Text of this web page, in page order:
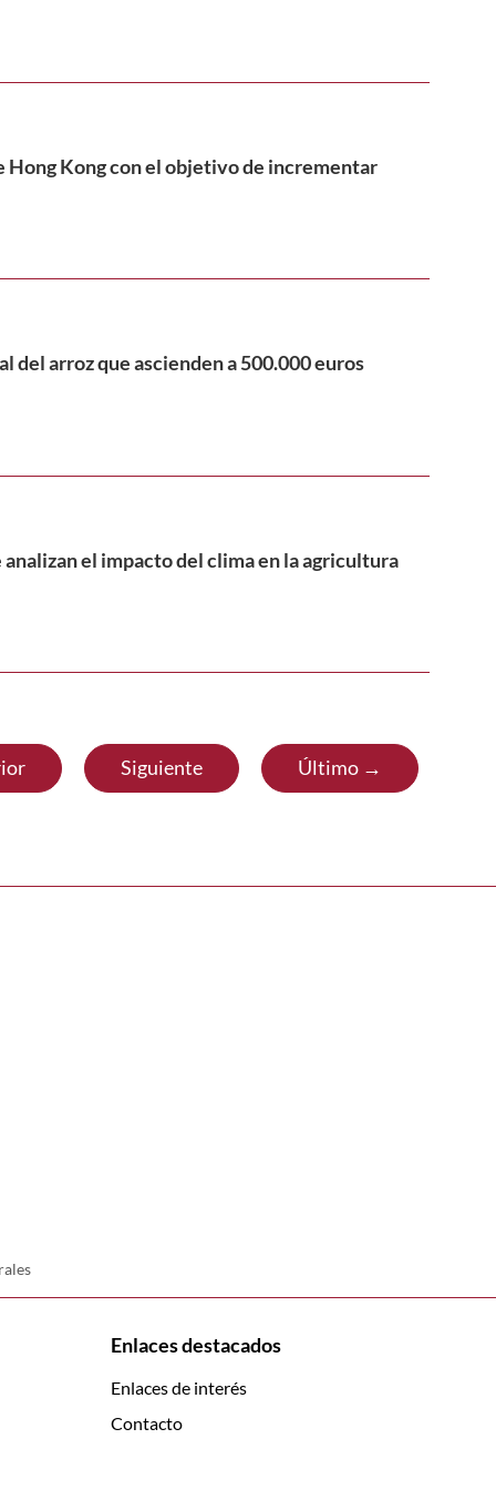
Kong con el objetivo de incrementar
arroz que ascienden a 500.000 euros
el impacto del clima en la agricultura
Siguiente Último →
Enlaces destacados
Enlaces de interés
Contacto